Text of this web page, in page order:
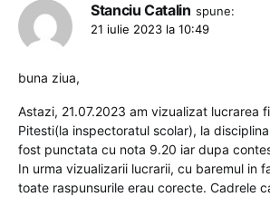
Stanciu Catalin spune:
21 iulie 2023 la 10:49
buna ziua,
Astazi, 21.07.2023 am vizualizat lucrarea
Pitesti(la inspectoratul scolar), la
fost punctata cu nota 9.20 iar dupa
In urma vizualizarii lucrarii, cu baremul in
toate raspunsurile erau corecte. Cadrele